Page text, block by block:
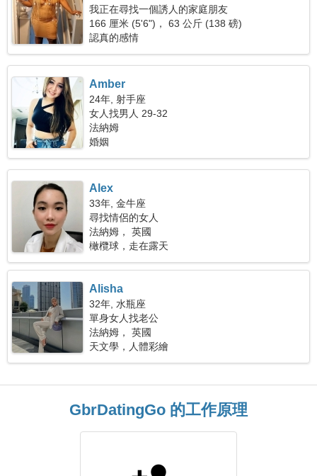
我正在尋找一個誘人的家庭朋友
166 厘米 (5'6")， 63 公斤 (138 磅)
認真的感情
Amber
24年, 射手座
女人找男人 29-32
法納姆
婚姻
Alex
33年, 金牛座
尋找情侶的女人
法納姆， 英國
橄欖球，走在露天
Alisha
32年, 水瓶座
單身女人找老公
法納姆， 英國
天文學，人體彩繪
GbrDatingGo 的工作原理